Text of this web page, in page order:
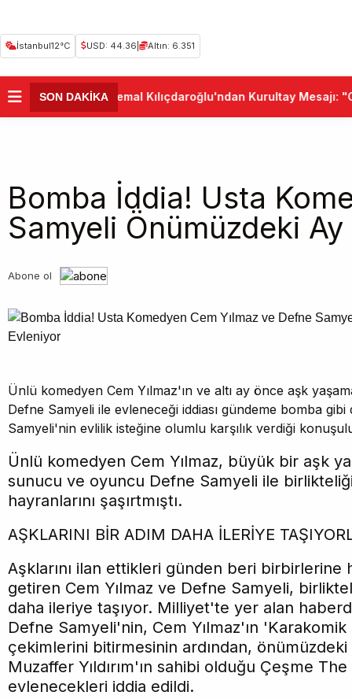
İstanbul12°C USD: 44.36 Altın: 6.351
SON DAKİKA
•Kemal Kılıçdaroğlu'ndan Kurultay Mesajı:
Bomba İddia! Usta
Samyeli Önümüzdeki
Abone ol
Ünlü komedyen Cem Yılmaz'ın ve altı ay önce aşk
Defne Samyeli ile evleneceği iddiası gündeme bomba gibi
Samyeli'nin evlilik isteğine olumlu karşılık verdiği
Ünlü komedyen Cem Yılmaz, büyük bir aşk
sunucu ve oyuncu Defne Samyeli ile
hayranlarını şaşırtmıştı.
AŞKLARINI BİR ADIM DAHA İLERİYE
Aşklarını ilan ettikleri günden beri birbirlerine
getiren Cem Yılmaz ve Defne Samyeli,
daha ileriye taşıyor. Milliyet'te yer alan
Defne Samyeli'nin, Cem Yılmaz'ın
çekimlerini bitirmesinin ardından,
Muzaffer Yıldırım'ın sahibi olduğu Çeşme
evlenecekleri iddia edildi.